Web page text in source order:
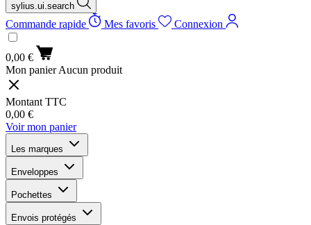
sylius.ui.search
Commande rapide Mes favoris Connexion
0,00 €
Mon panier Aucun produit
Montant TTC
0,00 €
Voir mon panier
Les marques
Enveloppes
Pochettes
Envois protégés